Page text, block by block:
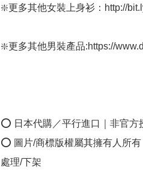
❇️更多其他女裝上身衫：http://
❇️更多其他男裝產品:https://
⭕ 日本代購／平行進口｜非官方
⭕ 圖片/商標版權屬其擁有人所
處理/下架